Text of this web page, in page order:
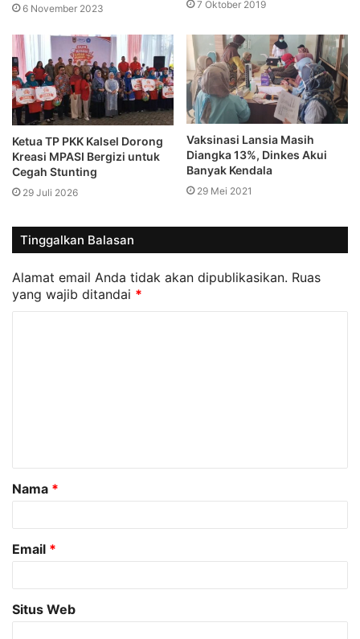
6 November 2023 7 Oktober 2019
Ketua TP PKK Kalsel Dorong
Kreasi MPASI Bergizi untuk
Cegah Stunting
29 Juli 2026
Vaksinasi Lansia Masih
Diangka 13%, Dinkes Akui
Banyak Kendala
29 Mei 2021
Tinggalkan Balasan
Alamat email Anda tidak akan dipublikasikan. Ruas
yang wajib ditandai *
a
r
Nama *
Email *
Situs Web